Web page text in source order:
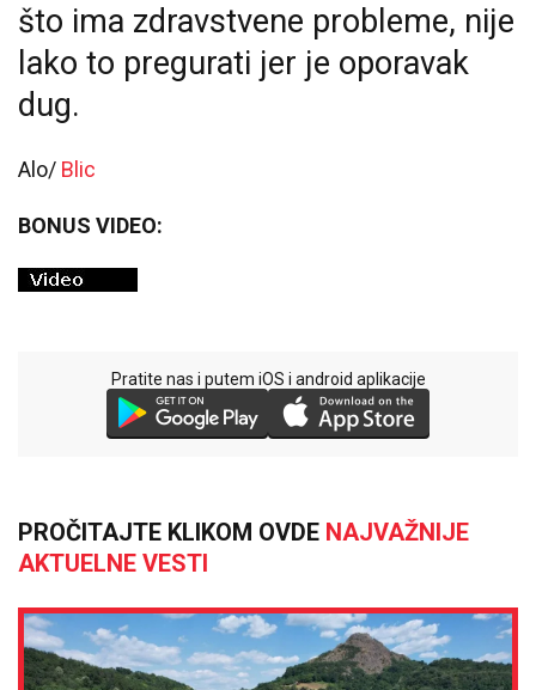
što ima zdravstvene probleme, nije
lako to pregurati jer je oporavak
dug.
Alo/ Blic
BONUS VIDEO:
Pratite nas i putem iOS i android aplikacije
PROČITAJTE KLIKOM OVDE NAJVAŽNIJE
AKTUELNE VESTI